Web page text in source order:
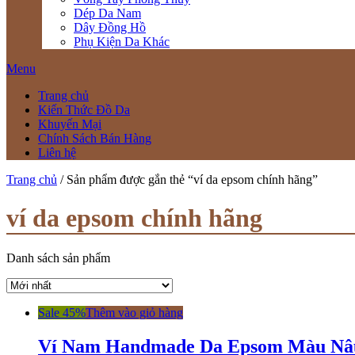
Dép Da Nam
Dây Đồng Hồ
Phụ Kiện Da Khác
Menu
Trang chủ
Kiến Thức Đồ Da
Khuyến Mại
Chính Sách Bán Hàng
Liên hệ
Trang chủ / Sản phẩm được gắn thẻ “ví da epsom chính hãng”
ví da epsom chính hãng
Danh sách sản phẩm
Sale 45%Thêm vào giỏ hàng
Ví Nam Handmade Da Epsom Màu